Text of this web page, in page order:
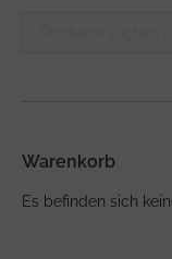
Warenkorb
Es befinden sich